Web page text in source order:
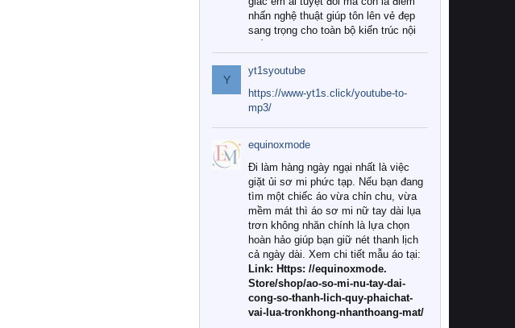
nhấn nghệ thuật giúp tôn lên vẻ đẹp
sang trọng cho toàn bộ kiến trúc nội
Tuy nhiên, giữa thị trường đa dạng
với vô vàn thương hiệu và mẫu mã
như hiện nay, làm thế nào để chọn
được những bộ chăn ga gối đệm cao
cấp thực sự chất lượng, phù hợp với
khí hậu và nhu cầu sử dụng của gia
đình? Hãy cùng chúng tôi đi tìm lời
giải đáp chi tiết qua bài viết dưới đây.
1. Tại sao các gia đình hiện đại lại ưa
chuộng chăn ga gối đệm cao cấp?
Khác với các dòng sản phẩm thông
thường, những bộ chăn ga gối đệm
cao cấp trải qua quy trình sản xuất
nghiêm ngặt từ khâu chọn lọc nguyên
liệu tự nhiên đến công nghệ dệt
nhuộm hiện đại không chứa hóa chất
Y
yt1syoutube
https://www-yt1s.click/youtube-to-
mp3/
equinoxmode
Đi làm hàng ngày ngại nhất là việc
giặt ủi sơ mi phức tạp. Nếu bạn đang
tìm một chiếc áo vừa chỉn chu, vừa
mềm mát thì áo sơ mi nữ tay dài lụa
trơn không nhăn chính là lựa chọn
hoàn hảo giúp bạn giữ nét thanh lịch
cả ngày dài. Xem chi tiết mẫu áo tại:
Link: Https: //equinoxmode.
Store/shop/ao-so-mi-nu-tay-dai-
cong-so-thanh-lich-quy-phaichat-
vai-lua-tronkhong-nhanthoang-mat/